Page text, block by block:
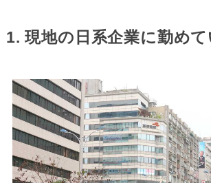
1. 現地の日系企業に勤めて